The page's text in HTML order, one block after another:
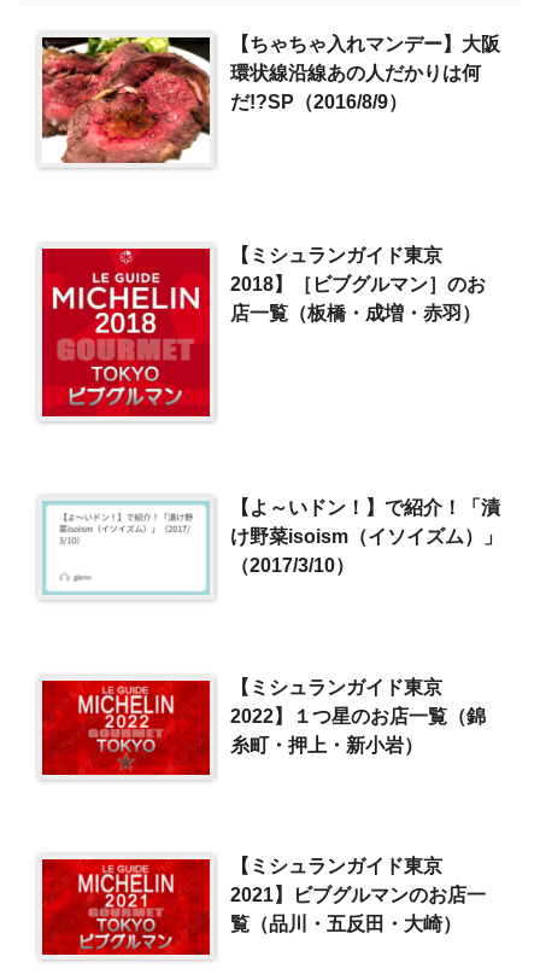
【ちゃちゃ入れマンデー】大阪
環状線沿線あの人だかりは何
だ!?SP（2016/8/9）
【ミシュランガイド東京
2018】［ビブグルマン］のお
店一覧（板橋・成増・赤羽）
【よ～いドン！】で紹介！「漬
け野菜isoism（イソイズム）」
（2017/3/10）
【ミシュランガイド東京
2022】１つ星のお店一覧（錦
糸町・押上・新小岩）
【ミシュランガイド東京
2021】ビブグルマンのお店一
覧（品川・五反田・大崎）